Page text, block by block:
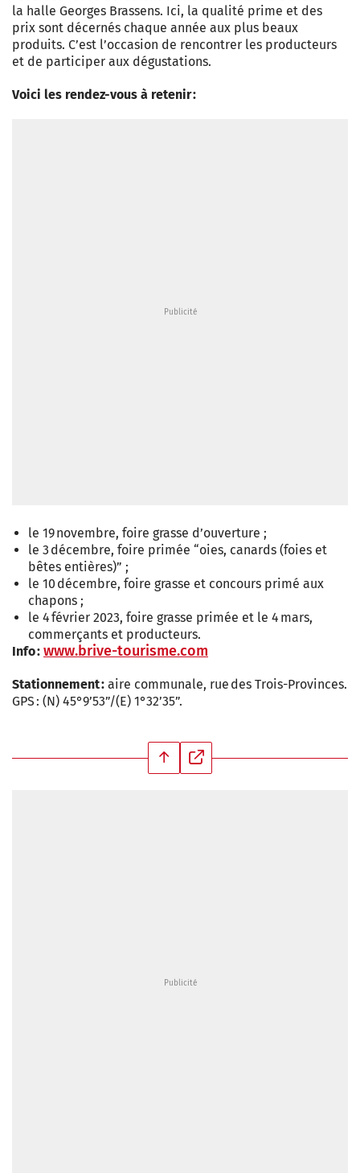
la halle Georges Brassens. Ici, la qualité prime et des
prix sont décernés chaque année aux plus beaux
produits. C’est l’occasion de rencontrer les producteurs
et de participer aux dégustations.
Voici les rendez-vous à retenir :
le 19 novembre, foire grasse d’ouverture ;
le 3 décembre, foire primée “oies, canards (foies et
bêtes entières)” ;
le 10 décembre, foire grasse et concours primé aux
chapons ;
le 4 février 2023, foire grasse primée et le 4 mars,
commerçants et producteurs.
Info : www.brive-tourisme.com
Stationnement : aire communale, rue des Trois-Provinces.
GPS : (N) 45°9’53”/(E) 1°32’35”.